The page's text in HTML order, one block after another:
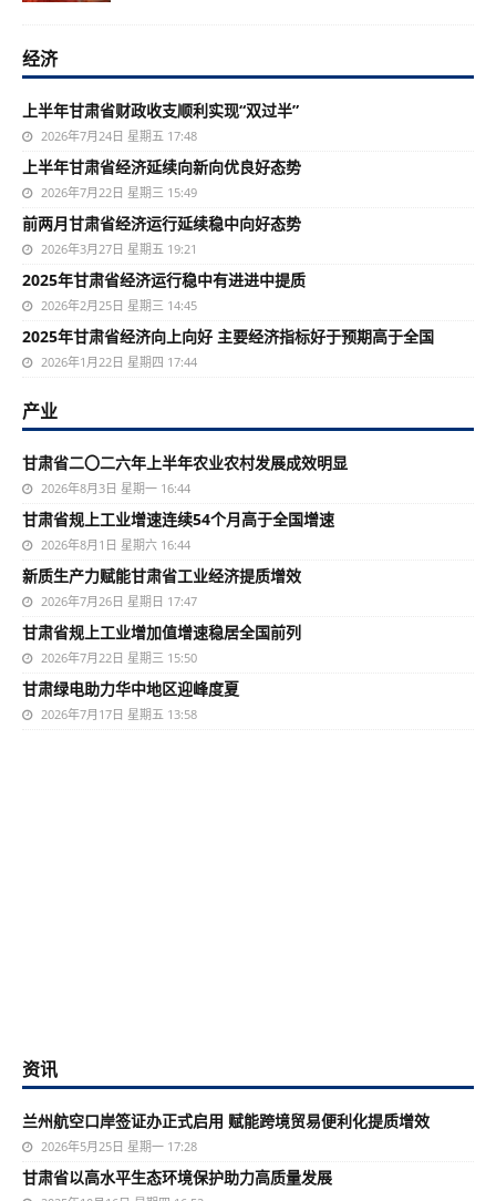
经济
上半年甘肃省财政收支顺利实现“双过半”
2026年7月24日 星期五 17:48
上半年甘肃省经济延续向新向优良好态势
2026年7月22日 星期三 15:49
前两月甘肃省经济运行延续稳中向好态势
2026年3月27日 星期五 19:21
2025年甘肃省经济运行稳中有进进中提质
2026年2月25日 星期三 14:45
2025年甘肃省经济向上向好 主要经济指标好于预期高于全国
2026年1月22日 星期四 17:44
产业
甘肃省二〇二六年上半年农业农村发展成效明显
2026年8月3日 星期一 16:44
甘肃省规上工业增速连续54个月高于全国增速
2026年8月1日 星期六 16:44
新质生产力赋能甘肃省工业经济提质增效
2026年7月26日 星期日 17:47
甘肃省规上工业增加值增速稳居全国前列
2026年7月22日 星期三 15:50
甘肃绿电助力华中地区迎峰度夏
2026年7月17日 星期五 13:58
资讯
兰州航空口岸签证办正式启用 赋能跨境贸易便利化提质增效
2026年5月25日 星期一 17:28
甘肃省以高水平生态环境保护助力高质量发展